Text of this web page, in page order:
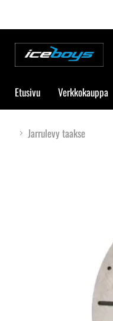
Etusivu Verkkokauppa
Jarrulevy taakse